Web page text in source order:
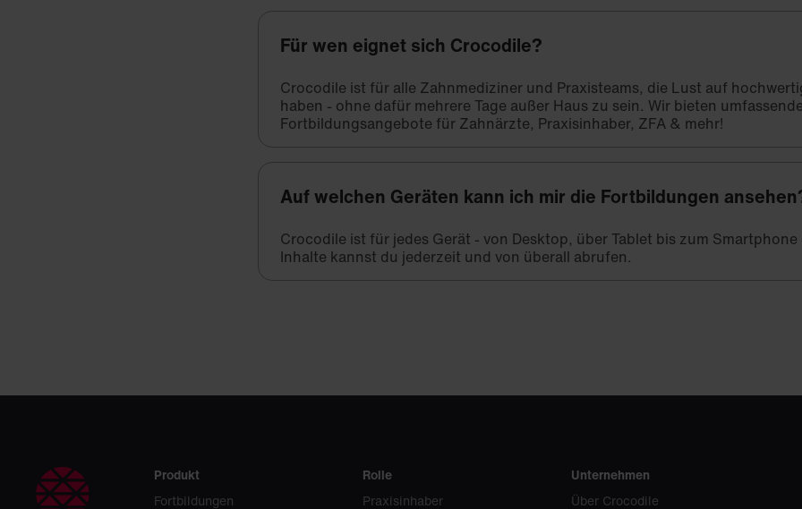
Für wen eignet sich Crocodile?
Crocodile ist für alle Zahnmediziner und Praxisteams, die Lust auf
haben - ohne dafür mehrere Tage außer Haus zu sein. Wir bieten
Fortbildungsangebote für Zahnärzte, Praxisinhaber, ZFA & mehr!
Auf welchen Geräten kann ich mir die Fortbildungen
Crocodile ist für jedes Gerät - von Desktop, über Tablet bis zum
Inhalte kannst du jederzeit und von überall abrufen.
Produkt
Fortbildungen
Rolle
Praxisinhaber
Unternehmen
Über Crocodile